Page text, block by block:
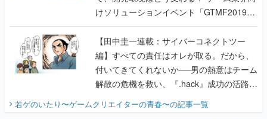
けソリューションイベント「GTMF2019」
に行って、より理解を深めよう【PR】
【田中圭一連載：サイバーコネクトツー
編】すべての責任はオレが取る。だから、
付いてきてくれないか──男の熱意はチーム
解散の危機を救い、『.hack』成功の活路を
開く。業界の快男児・松山 洋に流れる血は
『少年ジャンプ』色だった【若ゲのいた
若ゲのいたり〜ゲームクリエイターの青春〜の記事一覧